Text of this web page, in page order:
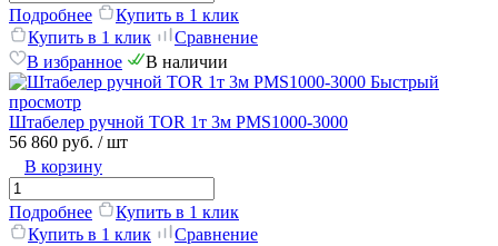
Подробнее
Купить в 1 клик
Купить в 1 клик
Сравнение
В избранное
В наличии
Быстрый
просмотр
Штабелер ручной TOR 1т 3м PMS1000-3000
56 860 руб. / шт
В корзину
Подробнее
Купить в 1 клик
Купить в 1 клик
Сравнение